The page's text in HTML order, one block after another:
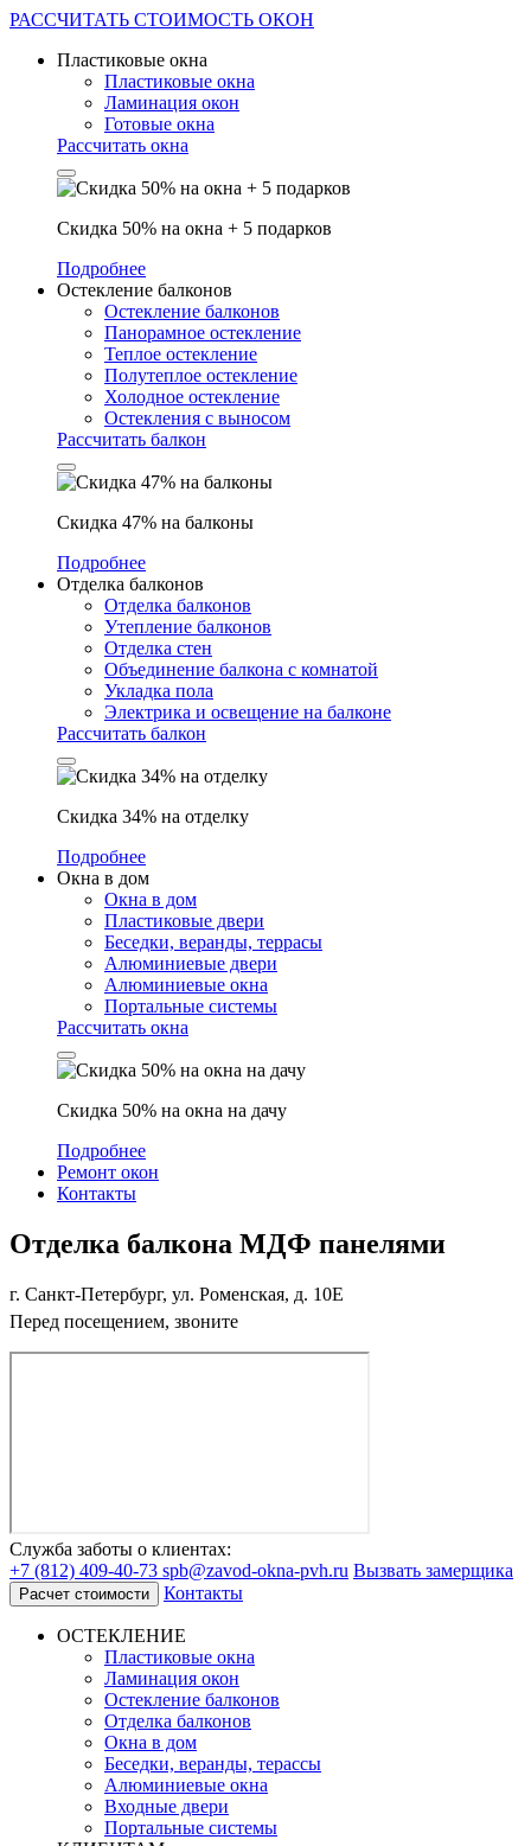
РАССЧИТАТЬ СТОИМОСТЬ ОКОН
Пластиковые окна
Пластиковые окна
Ламинация окон
Готовые окна
Рассчитать окна
Скидка 50% на окна + 5 подарков
Подробнее
Остекление балконов
Остекление балконов
Панорамное остекление
Теплое остекление
Полутеплое остекление
Холодное остекление
Остекления с выносом
Рассчитать балкон
Скидка 47% на балконы
Подробнее
Отделка балконов
Отделка балконов
Утепление балконов
Отделка стен
Объединение балкона с комнатой
Укладка пола
Электрика и освещение на балконе
Рассчитать балкон
Скидка 34% на отделку
Подробнее
Окна в дом
Окна в дом
Пластиковые двери
Беседки, веранды, террасы
Алюминиевые двери
Алюминиевые окна
Портальные системы
Рассчитать окна
Скидка 50% на окна на дачу
Подробнее
Ремонт окон
Контакты
Отделка балкона МДФ панелями
г. Санкт-Петербург, ул. Роменская, д. 10Е
Перед посещением, звоните
Служба заботы о клиентах:
+7 (812) 409-40-73 spb@zavod-okna-pvh.ru Вызвать замерщика
Расчет стоимости Контакты
ОСТЕКЛЕНИЕ
Пластиковые окна
Ламинация окон
Остекление балконов
Отделка балконов
Окна в дом
Беседки, веранды, терассы
Алюминиевые окна
Входные двери
Портальные системы